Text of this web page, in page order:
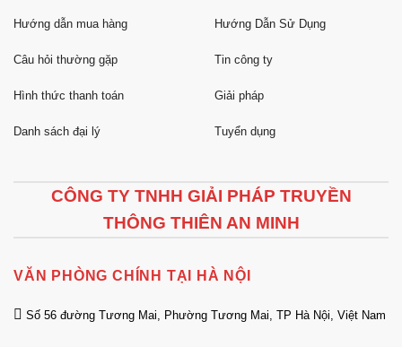
Hướng dẫn mua hàng
Câu hỏi thường gặp
Hình thức thanh toán
Danh sách đại lý
Hướng Dẫn Sử Dụng
Tin công ty
Giải pháp
Tuyển dụng
CÔNG TY TNHH GIẢI PHÁP TRUYỀN
THÔNG THIÊN AN MINH
VĂN PHÒNG CHÍNH TẠI HÀ NỘI
Số 56 đường Tương Mai, Phường Tương Mai, TP Hà Nội, Việt Nam